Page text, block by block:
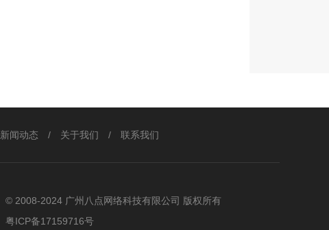
新闻动态 / 关于我们 / 联系我们
© 2008-2024 广州八点网络科技有限公司 版权所有
粤ICP备17159716号